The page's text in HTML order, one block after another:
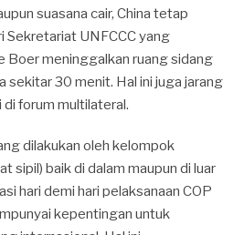
suasana cair, China tetap
Sekretariat UNFCCC yang
Boer meninggalkan ruang sidang
sekitar 30 menit. Hal ini juga jarang
forum multilateral.
dilakukan oleh kelompok
sipil) baik di dalam maupun di luar
hari demi hari pelaksanaan COP
kepentingan untuk